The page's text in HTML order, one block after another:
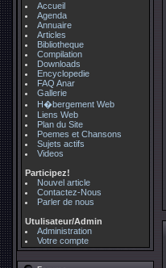
Accueil
Agenda
Annuaire
Articles
Bibliotheque
Compilation
Downloads
Encyclopedie
FAQ Anar
Gallerie
H�bergement Web
Liens Web
Plan du Site
Poemes et Chansons
Sujets actifs
Videos
Participez!
Nouvel article
Contactez-Nous
Parler de nous
Utulisateur/Admin
Administration
Votre compte